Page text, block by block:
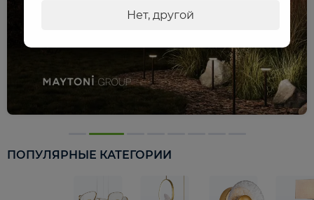
ПОПУЛЯРНЫЕ КАТЕГОРИИ
Нет, другой